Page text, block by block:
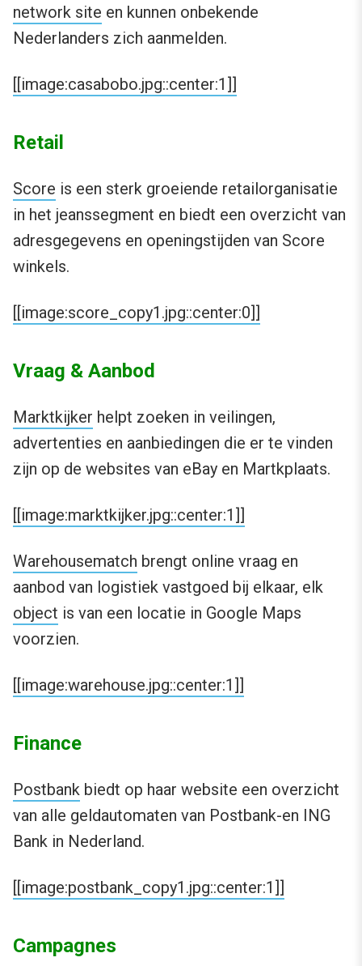
network site en kunnen onbekende
Nederlanders zich aanmelden.
[[image:casabobo.jpg::center:1]]
Retail
Score is een sterk groeiende retailorganisatie
in het jeanssegment en biedt een overzicht van
adresgegevens en openingstijden van Score
winkels.
[[image:score_copy1.jpg::center:0]]
Vraag & Aanbod
Marktkijker helpt zoeken in veilingen,
advertenties en aanbiedingen die er te vinden
zijn op de websites van eBay en Martkplaats.
[[image:marktkijker.jpg::center:1]]
Warehousematch brengt online vraag en
aanbod van logistiek vastgoed bij elkaar, elk
object is van een locatie in Google Maps
voorzien.
[[image:warehouse.jpg::center:1]]
Finance
Postbank biedt op haar website een overzicht
van alle geldautomaten van Postbank-en ING
Bank in Nederland.
[[image:postbank_copy1.jpg::center:1]]
Campagnes